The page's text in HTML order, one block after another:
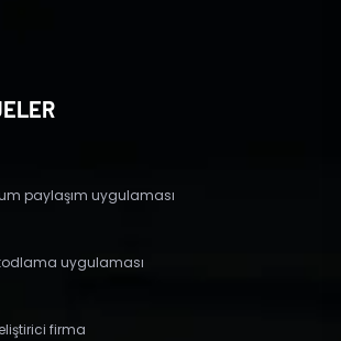
paylaşım uygulaması
uygulaması
firma